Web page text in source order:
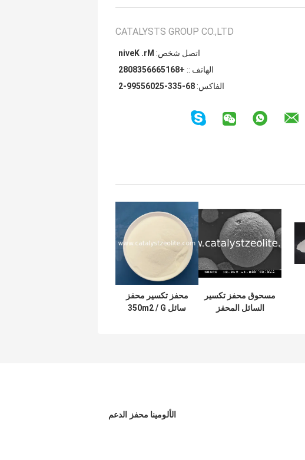
CATALYSTS GROUP CO.,LTD
اتصل شخص: Mr. Kevin
الهاتف :: +8615666538082
الفاكس: 86-533-52065599-2
مسحوق محفز تكسير
السائل المحفز
محفز تكسير محفز
سائل 350m2 / G
الألومينا محفز الدعم